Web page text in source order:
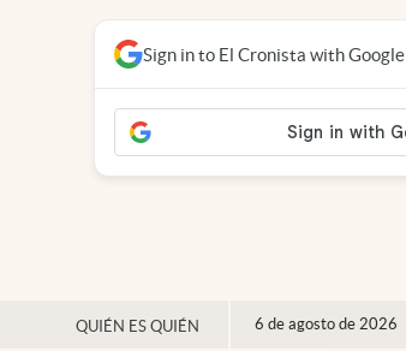
QUIÉN ES QUIÉN 6 de agosto de 2026
Sign in to El Cronista with Google